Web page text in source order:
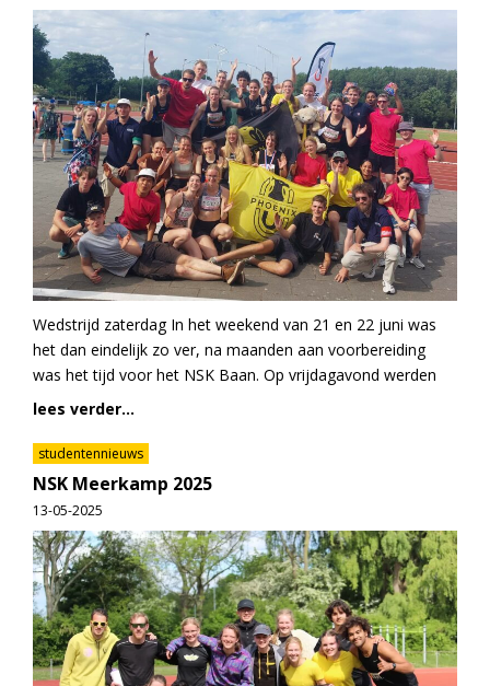
Wedstrijd zaterdag In het weekend van 21 en 22 juni was
het dan eindelijk zo ver, na maanden aan voorbereiding
was het tijd voor het NSK Baan. Op vrijdagavond werden
lees verder...
studentennieuws
NSK Meerkamp 2025
13-05-2025